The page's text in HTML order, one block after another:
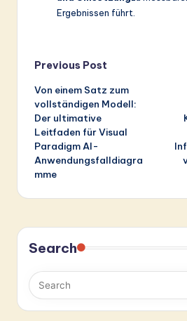
Ergebnissen führt.
Post
navigation
Previous Post
Von einem Satz zum
vollständigen Modell:
Der ultimative
Leitfaden für Visual
Paradigm AI-
Anwendungsfalldiagra
mme
Search